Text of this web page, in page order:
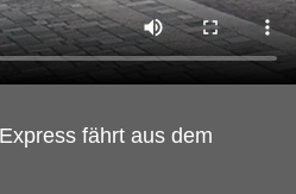
fährt aus dem